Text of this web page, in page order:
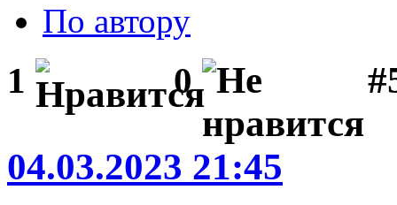
По автору
1 0
04.03.2023 21:45